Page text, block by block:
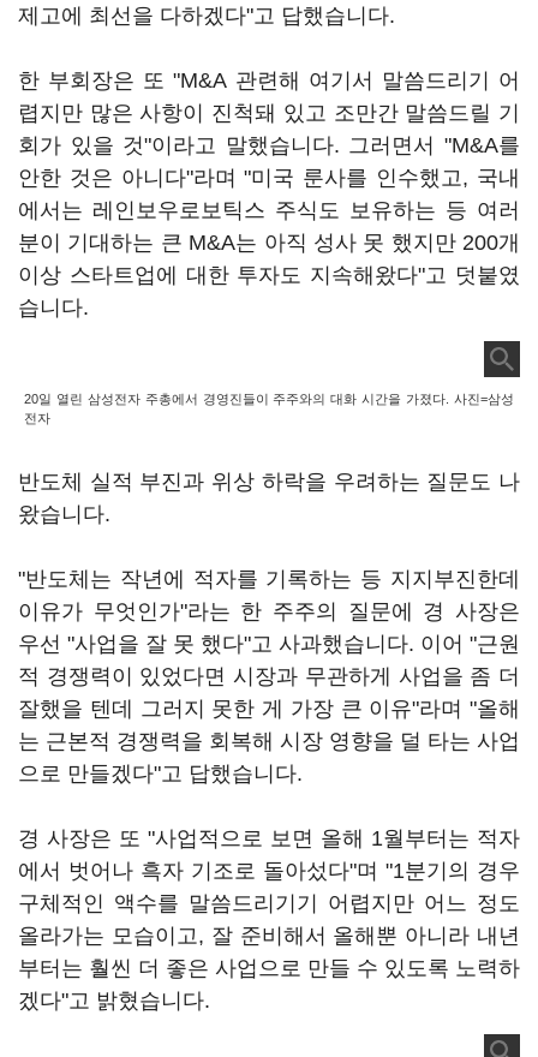
제고에 최선을 다하겠다"고 답했습니다.
한 부회장은 또 "M&A 관련해 여기서 말씀드리기 어
렵지만 많은 사항이 진척돼 있고 조만간 말씀드릴 기
회가 있을 것"이라고 말했습니다. 그러면서 "M&A를
안한 것은 아니다"라며 "미국 룬사를 인수했고, 국내
에서는 레인보우로보틱스 주식도 보유하는 등 여러
분이 기대하는 큰 M&A는 아직 성사 못 했지만 200개
이상 스타트업에 대한 투자도 지속해왔다"고 덧붙였
습니다.
20일 열린 삼성전자 주총에서 경영진들이 주주와의 대화 시간을 가졌다. 사진=삼성
전자
반도체 실적 부진과 위상 하락을 우려하는 질문도 나
왔습니다.
"반도체는 작년에 적자를 기록하는 등 지지부진한데
이유가 무엇인가"라는 한 주주의 질문에 경 사장은
우선 "사업을 잘 못 했다"고 사과했습니다. 이어 "근원
적 경쟁력이 있었다면 시장과 무관하게 사업을 좀 더
잘했을 텐데 그러지 못한 게 가장 큰 이유"라며 "올해
는 근본적 경쟁력을 회복해 시장 영향을 덜 타는 사업
으로 만들겠다"고 답했습니다.
경 사장은 또 "사업적으로 보면 올해 1월부터는 적자
에서 벗어나 흑자 기조로 돌아섰다"며 "1분기의 경우
구체적인 액수를 말씀드리기기 어렵지만 어느 정도
올라가는 모습이고, 잘 준비해서 올해뿐 아니라 내년
부터는 훨씬 더 좋은 사업으로 만들 수 있도록 노력하
겠다"고 밝혔습니다.